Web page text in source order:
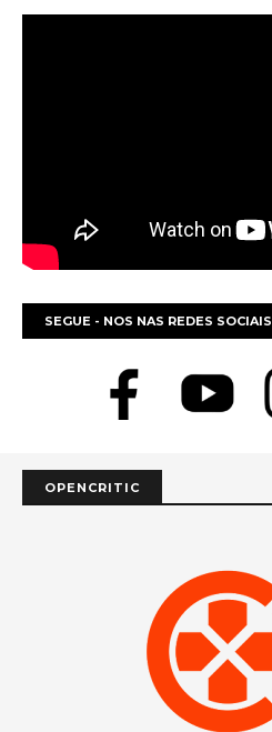
SEGUE - NOS NAS REDES SOCIAIS
OPENCRITIC